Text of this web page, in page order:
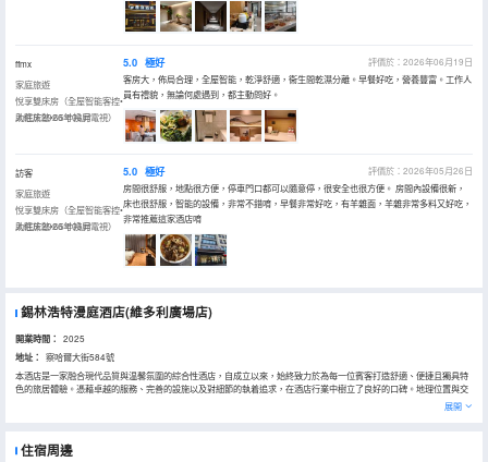
ffmx
家庭旅遊
悅享雙床房（全屋智能客控•
助眠床墊•65寸投屏電視）
入住於2026年06月
5.0 極好
評價於：2026年06月19日
客房大，佈局合理，全屋智能，乾淨舒適，衞生間乾濕分離。早餐好吃，營養豐富。工作人
員有禮貌，無論何處遇到，都主動問好。
訪客
家庭旅遊
悅享雙床房（全屋智能客控•
助眠床墊•65寸投屏電視）
入住於2026年05月
5.0 極好
評價於：2026年05月26日
房間很舒服，地點很方便，停車門口都可以隨意停，很安全也很方便。 房間內設備很新，
床也很舒服，智能的設備，非常不錯唷，早餐非常好吃，有羊雜面，羊雜非常多料又好吃，
非常推薦這家酒店唷
錫林浩特漫庭酒店(維多利廣場店)
開業時間： 2025
地址：
察哈爾大街584號
本酒店是一家融合現代品質與温馨氛圍的綜合性酒店，自成立以來，始終致力於為每一位賓客打造舒適、便捷且獨具特
色的旅居體驗。憑藉卓越的服務、完善的設施以及對細節的執着追求，在酒店行業中樹立了良好的口碑。地理位置與交
通，酒店坐落於城市的黃金地段，周邊臨近維多利商圈、交通便利。無論是商務出行還是旅遊度假，都能輕鬆抵達各個
目的地。與機場也保持着合理的距離，通過便捷的交通網絡，遊客可迅速抵達酒店。此外，酒店周邊公交線路便捷，讓
了現代美學與實用功能。房間內配備了高品質的床品、智能控制系統、高速無線網絡等設施，讓賓客在舒適的環境中享
展開
住宿周邊